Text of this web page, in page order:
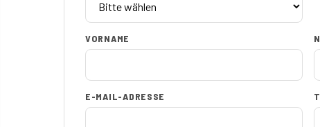
VORNAME
E-MAIL-ADRESSE